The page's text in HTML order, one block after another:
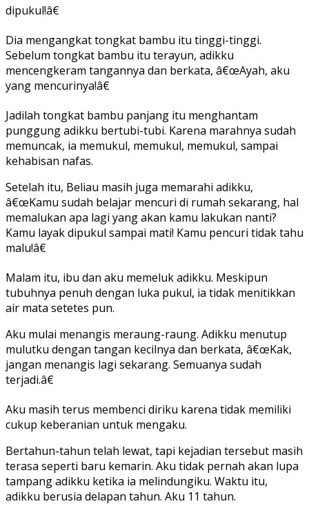
dipukul!â€
Dia mengangkat tongkat bambu itu tinggi-tinggi.
Sebelum tongkat bambu itu terayun, adikku
mencengkeram tangannya dan berkata, â€œAyah, aku
yang mencurinya!â€
Jadilah tongkat bambu panjang itu menghantam
punggung adikku bertubi-tubi. Karena marahnya sudah
memuncak, ia memukul, memukul, memukul, sampai
kehabisan nafas.
Setelah itu, Beliau masih juga memarahi adikku,
â€œKamu sudah belajar mencuri di rumah sekarang, hal
memalukan apa lagi yang akan kamu lakukan nanti?
Kamu layak dipukul sampai mati! Kamu pencuri tidak tahu
malu!â€
Malam itu, ibu dan aku memeluk adikku. Meskipun
tubuhnya penuh dengan luka pukul, ia tidak menitikkan
air mata setetes pun.
Aku mulai menangis meraung-raung. Adikku menutup
mulutku dengan tangan kecilnya dan berkata, â€œKak,
jangan menangis lagi sekarang. Semuanya sudah
terjadi.â€
Aku masih terus membenci diriku karena tidak memiliki
cukup keberanian untuk mengaku.
Bertahun-tahun telah lewat, tapi kejadian tersebut masih
terasa seperti baru kemarin. Aku tidak pernah akan lupa
tampang adikku ketika ia melindungiku. Waktu itu,
adikku berusia delapan tahun. Aku 11 tahun.